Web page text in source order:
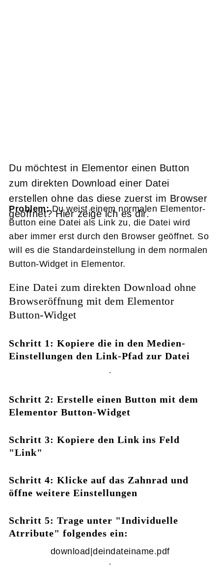
Du möchtest in Elementor einen Button
zum direkten Download einer Datei
erstellen ohne das diese zuerst im Browser
geöffnet? Hier zeige ich es dir.
Problem:Du weist einem normalen Elementor-
Button eine Datei als Link zu, die Datei wird
aber immer erst durch den Browser geöffnet. So
will es die Standardeinstellung in dem normalen
Button-Widget in Elementor.
Eine Datei zum direkten Download ohne
Browseröffnung mit dem Elementor
Button-Widget
Schritt 1: Kopiere die in den Medien-
Einstellungen den Link-Pfad zur Datei
Schritt 2: Erstelle einen Button mit dem
Elementor Button-Widget
Schritt 3: Kopiere den Link ins Feld
"Link"
Schritt 4: Klicke auf das Zahnrad und
öffne weitere Einstellungen
Schritt 5: Trage unter "Individuelle
Atrribute" folgendes ein:
download|deindateiname.pdf